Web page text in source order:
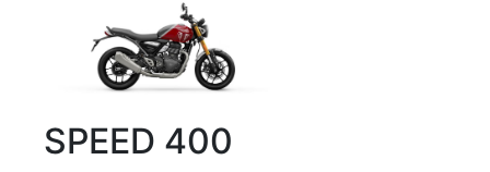
SPEED 400